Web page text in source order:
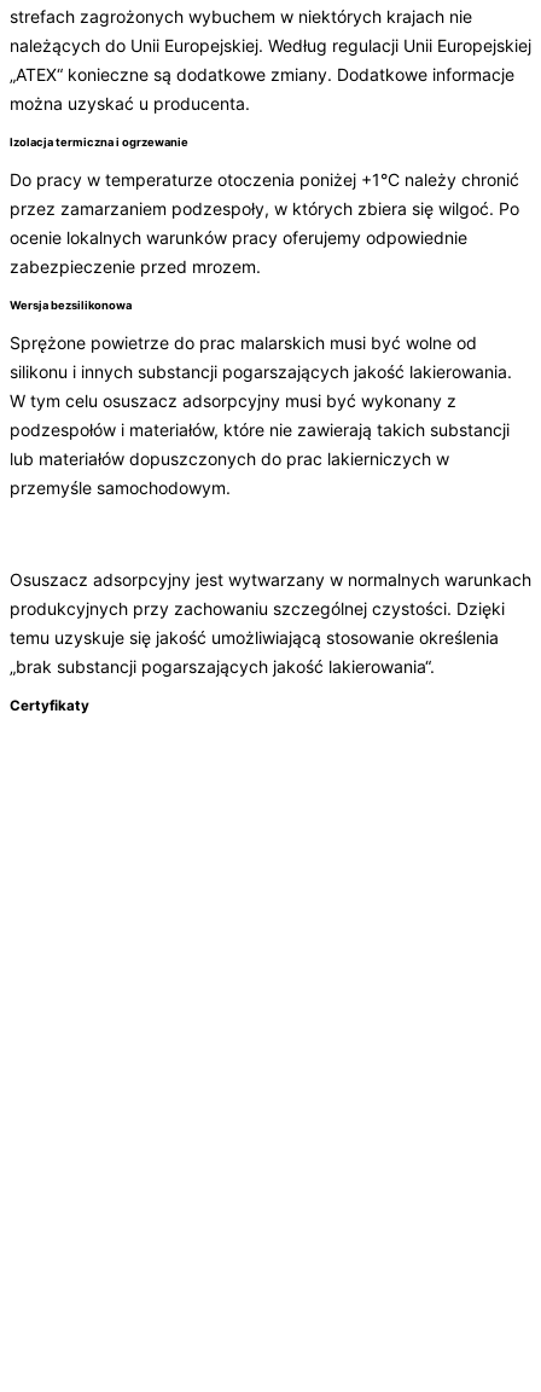
strefach zagrożonych wybuchem w niektórych krajach nie
należących do Unii Europejskiej. Według regulacji Unii Europejskiej
„ATEX“ konieczne są dodatkowe zmiany. Dodatkowe informacje
można uzyskać u producenta.
Izolacja termiczna i ogrzewanie
Do pracy w temperaturze otoczenia poniżej +1°C należy chronić
przez zamarzaniem podzespoły, w których zbiera się wilgoć. Po
ocenie lokalnych warunków pracy oferujemy odpowiednie
zabezpieczenie przed mrozem.
Wersja bezsilikonowa
Sprężone powietrze do prac malarskich musi być wolne od
silikonu i innych substancji pogarszających jakość lakierowania.
W tym celu osuszacz adsorpcyjny musi być wykonany z
podzespołów i materiałów, które nie zawierają takich substancji
lub materiałów dopuszczonych do prac lakierniczych w
przemyśle samochodowym.
Osuszacz adsorpcyjny jest wytwarzany w normalnych warunkach
produkcyjnych przy zachowaniu szczególnej czystości. Dzięki
temu uzyskuje się jakość umożliwiającą stosowanie określenia
„brak substancji pogarszających jakość lakierowania“.
Certyfikaty